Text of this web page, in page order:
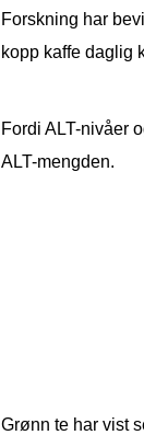
Forskning har
kopp kaffe daglig
Fordi ALT-nivåer
ALT-mengden.
Grønn te har vist